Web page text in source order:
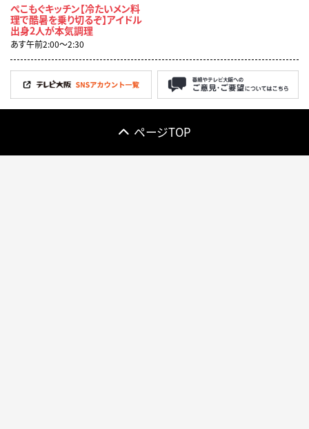
ぺこもぐキッチン【冷たいメン料
理で酷暑を乗り切るぞ】アイドル
出身2人が本気調理
あす午前2:00〜2:30
ページTOP